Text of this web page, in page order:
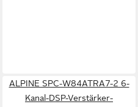
ALPINE SPC-W84ATRA7-2 6-
Kanal-DSP-Verstärker-